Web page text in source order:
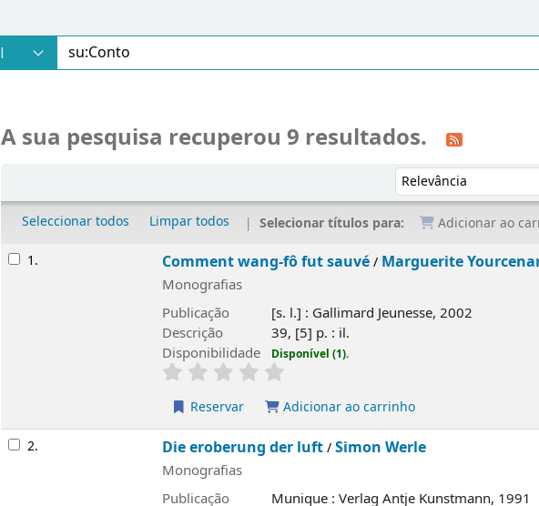
A sua pesquisa recuperou 9 resultados.
Ordenar por:
Seleccionar todos Limpar todos Selecionar títulos para: Adicionar ao
Resultados
1.
Imagem de capa local
Comment wang-fô fut sauvé/Marguerite
Monografias
Publicação
[s. l.] : Gallimard Jeunesse, 2002
Descrição
39, [5] p. : il.
Disponibilidade
Disponível (1).
Reservar Adicionar ao carrinho